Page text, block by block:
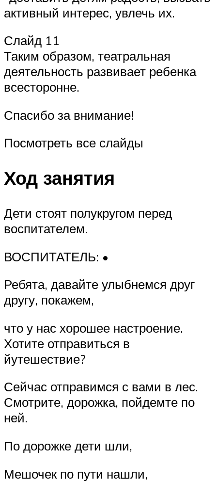
активный интерес, увлечь их.
Слайд 11
Таким образом, театральная
деятельность развивает ребенка
всесторонне.
Спасибо за внимание!
Посмотреть все слайды
Ход занятия
Дети стоят полукругом перед
воспитателем.
ВОСПИТАТЕЛЬ: •
Ребята, давайте улыбнемся друг
другу, покажем,
что у нас хорошее настроение.
Хотите отправиться в
йутешествие?
Сейчас отправимся с вами в лес.
Смотрите, дорожка, пойдемте по
ней.
По дорожке дети шли,
Мешочек по пути нашли,